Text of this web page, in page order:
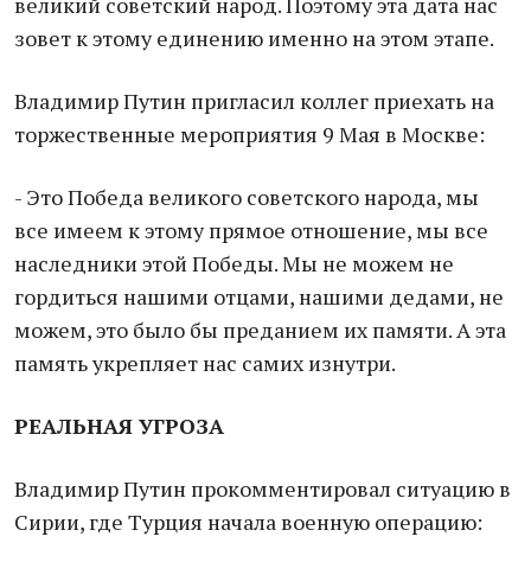
зовет к этому единению именно на этом этапе.
Владимир Путин пригласил коллег приехать на
торжественные мероприятия 9 Мая в Москве:
- Это Победа великого советского народа, мы
все имеем к этому прямое отношение, мы все
наследники этой Победы. Мы не можем не
гордиться нашими отцами, нашими дедами, не
можем, это было бы преданием их памяти. А эта
память укрепляет нас самих изнутри.
РЕАЛЬНАЯ УГРОЗА
Владимир Путин прокомментировал ситуацию в
Сирии, где Турция начала военную операцию: